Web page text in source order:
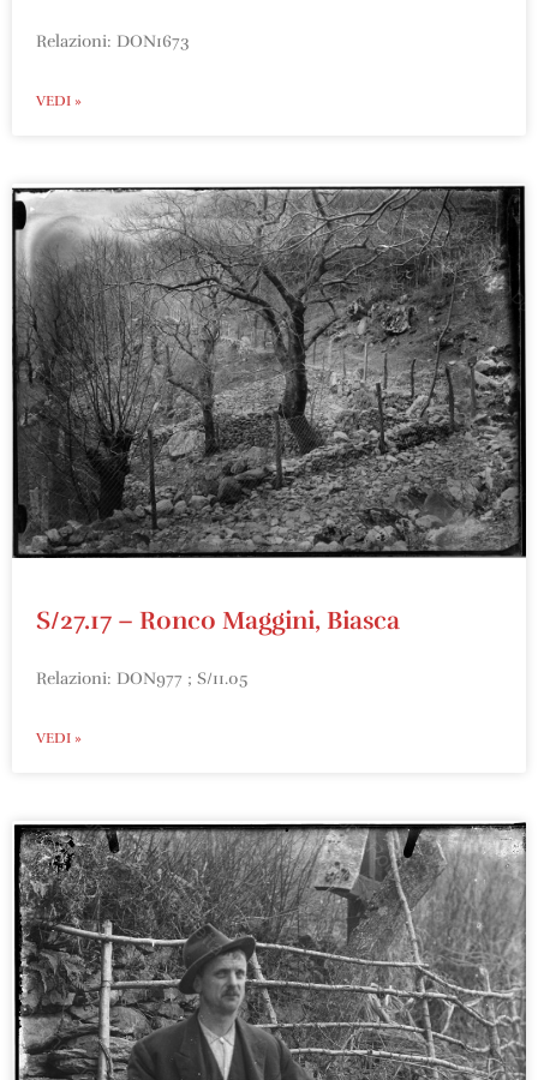
Relazioni: DON1673
VEDI »
S/27.17 – Ronco Maggini, Biasca
Relazioni: DON977 ; S/11.05
VEDI »